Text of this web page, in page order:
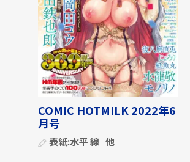
COMIC HOTMILK 2022年6
月号
表紙:水平 線 他